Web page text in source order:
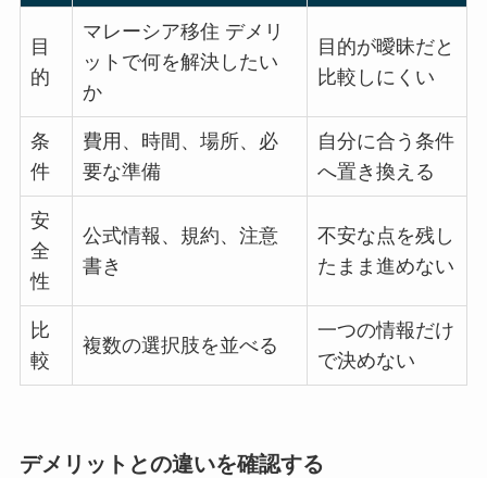
目
的
マレーシア移住 デメリ
ットで何を解決したい
か
目的が曖昧だと
比較しにくい
条
件
費用、時間、場所、必
要な準備
自分に合う条件
へ置き換える
安
全
性
公式情報、規約、注意
書き
不安な点を残し
たまま進めない
比
較
複数の選択肢を並べる
一つの情報だけ
で決めない
デメリットとの違いを確認する